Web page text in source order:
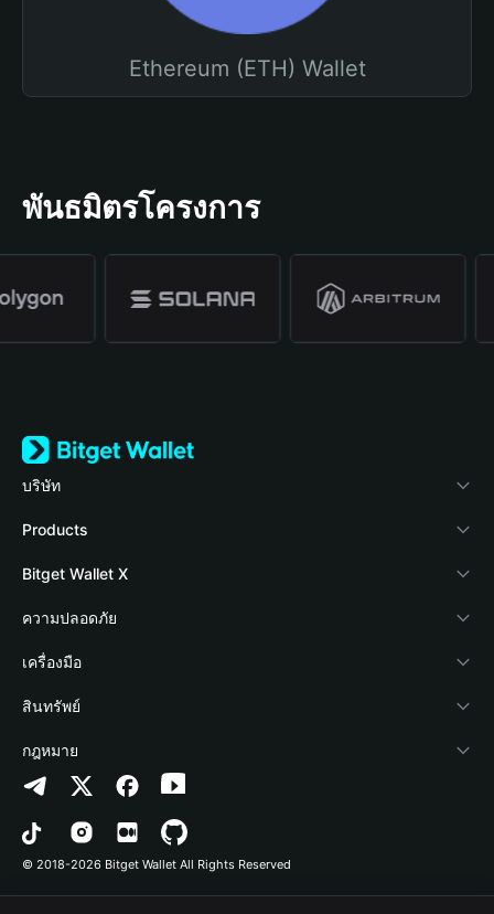
Ethereum (ETH) Wallet
พันธมิตรโครงการ
บริษัท
เกี่ยวกับ Bitget Wallet
Blog
Academy
ข่าวสารด้านคริปโต
ศูนย์ช่วยเหลือ
ติดต่อเรา
ทรัพยากรข้อมูลของแบรนด์
อาชีพ
Products
Crypto Card
Stablecoin Earn
Payfi Crypto
Crypto Swap API
Altcoin Season Index
Prediction Markets
DApp
Bitget Wallet X
นักพัฒนา
เชื่อมต่อ Wallet
Bitget Wallet Pay
ลิสต์โปรเจกต์
ความปลอดภัย
Protection Fund
เทคโนโลยีความปลอดภัย
เครื่องมือ
ซื้อคริปโต
การตรวจจับการอนุญาต
การตรวจจับสัญญา
การโอนเป็นชุด
สินทรัพย์
Arbitrum
Avalanche
Bitcoin
กฎหมาย
นโยบายความเป็นส่วนตัว
ข้อตกลงในการใช้บริการ
© 2018-2026 Bitget Wallet All Rights Reserved